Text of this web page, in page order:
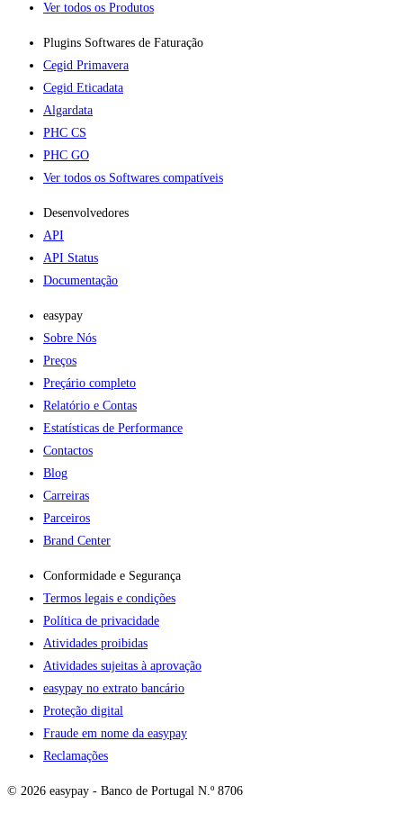
Ver todos os Produtos
Plugins Softwares de Faturação​
Cegid Primavera
Cegid Eticadata
Algardata
PHC CS
PHC GO
Ver todos os Softwares compatíveis
Desenvolvedores
API
API Status
Documentação
easypay
Sobre Nós
Preços
Preçário completo
Relatório e Contas
Estatísticas de Performance
Contactos
Blog
Carreiras
Parceiros
Brand Center
Conformidade e Segurança
Termos legais e condições
Política de privacidade
Atividades proibidas
Atividades sujeitas à aprovação
easypay no extrato bancário
Proteção digital
Fraude em nome da easypay
Reclamações
© 2026 easypay - Banco de Portugal N.º 8706